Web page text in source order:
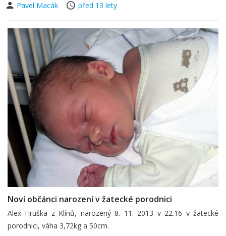
Pavel Macák
před 13 lety
Noví občánci narození v žatecké porodnici
Alex Hruška z Klínů, narozený 8. 11. 2013 v 22.16 v žatecké
porodnici, váha 3,72kg a 50cm.